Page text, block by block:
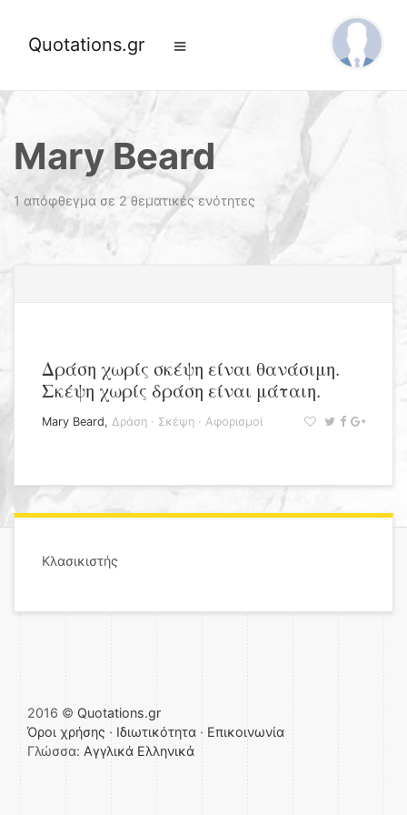
Quotations.gr
Mary Beard
1 απόφθεγμα σε 2 θεματικές ενότητες
Δράση χωρίς σκέψη είναι θανάσιμη.
Σκέψη χωρίς δράση είναι μάταιη.
Mary Beard, Δράση · Σκέψη · Αφορισμοί
Κλασικιστής
2016 © Quotations.gr
Όροι χρήσης · Ιδιωτικότητα · Επικοινωνία
Γλώσσα: Αγγλικά Ελληνικά